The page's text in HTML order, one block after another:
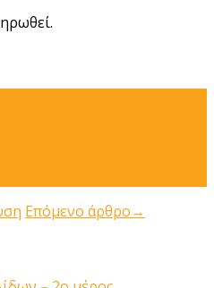
Επόμενο άρθρο→